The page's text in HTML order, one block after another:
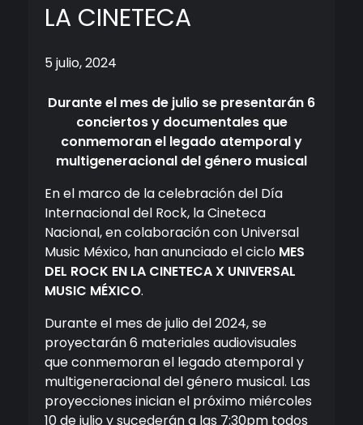
LA CINETECA
5 julio, 2024
Durante el mes de julio se presentarán 6
conciertos y documentales que
conmemoran el legado atemporal y
multigeneracional del género musical
En el marco de la celebración del Día
Internacional del Rock, la Cineteca
Nacional, en colaboración con Universal
Music México, han anunciado el ciclo MES
DEL ROCK EN LA CINETECA X UNIVERSAL
MUSIC MÉXICO.
Durante el mes de julio del 2024, se
proyectarán 6 materiales audiovisuales
que conmemoran el legado atemporal y
multigeneracional del género musical. Las
proyecciones inician el próximo miércoles
10 de julio y sucederán a las 7:30pm todos